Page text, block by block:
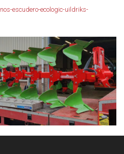
escudero-ecologic-uildriks-